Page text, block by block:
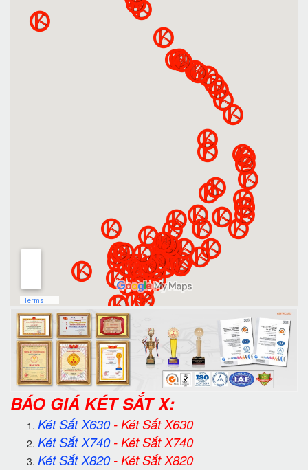
BÁO GIÁ KÉT SẮT X:
Két Sắt X630-Két Sắt X630
Két Sắt X740-Két Sắt X740
Két Sắt X820-Két Sắt X820